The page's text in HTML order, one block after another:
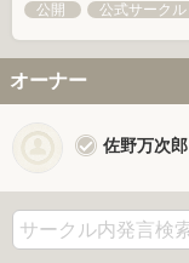
公開 公式サークル
オーナー
佐野万次郎